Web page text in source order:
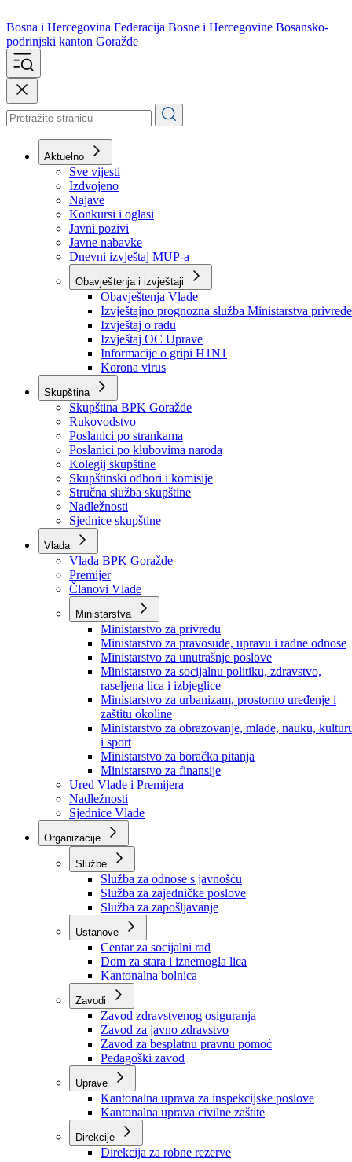
Bosna i Hercegovina
podrinjski kanton Goražde
Aktuelno
Sve vijesti
Izdvojeno
Najave
Konkursi i oglasi
Javni pozivi
Javne nabavke
Dnevni izvještaj MUP-a
Obavještenja i izvještaji
Obavještenja Vlade
Izvještajno prognozna služba Ministarstva privrede
Izvještaj o radu
Izvještaj OC Uprave
Informacije o gripi H1N1
Korona virus
Skupština
Skupština BPK Goražde
Rukovodstvo
Poslanici po strankama
Poslanici po klubovima naroda
Kolegij skupštine
Skupštinski odbori i komisije
Stručna služba skupštine
Nadležnosti
Sjednice skupštine
Vlada
Vlada BPK Goražde
Premijer
Članovi Vlade
Ministarstva
Ministarstvo za privredu
Ministarstvo za pravosuđe, upravu i radne odnose
Ministarstvo za unutrašnje poslove
Ministarstvo za socijalnu politiku, zdravstvo,
raseljena lica i izbjeglice
Ministarstvo za urbanizam, prostorno uređenje i
zaštitu okoline
Ministarstvo za obrazovanje, mlade, nauku,
i sport
Ministarstvo za boračka pitanja
Ministarstvo za finansije
Ured Vlade i Premijera
Nadležnosti
Sjednice Vlade
Organizacije
Službe
Služba za odnose s javnošću
Služba za zajedničke poslove
Služba za zapošljavanje
Ustanove
Centar za socijalni rad
Dom za stara i iznemogla lica
Kantonalna bolnica
Zavodi
Zavod zdravstvenog osiguranja
Zavod za javno zdravstvo
Zavod za besplatnu pravnu pomoć
Pedagoški zavod
Kantonalna uprava za inspekcijske poslove
Kantonalna uprava civilne zaštite